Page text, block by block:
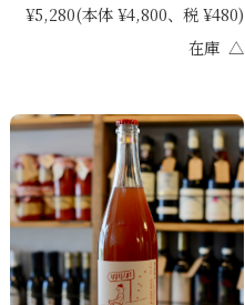
¥5,280(本体 ¥4,800、税 ¥480)
在庫 △